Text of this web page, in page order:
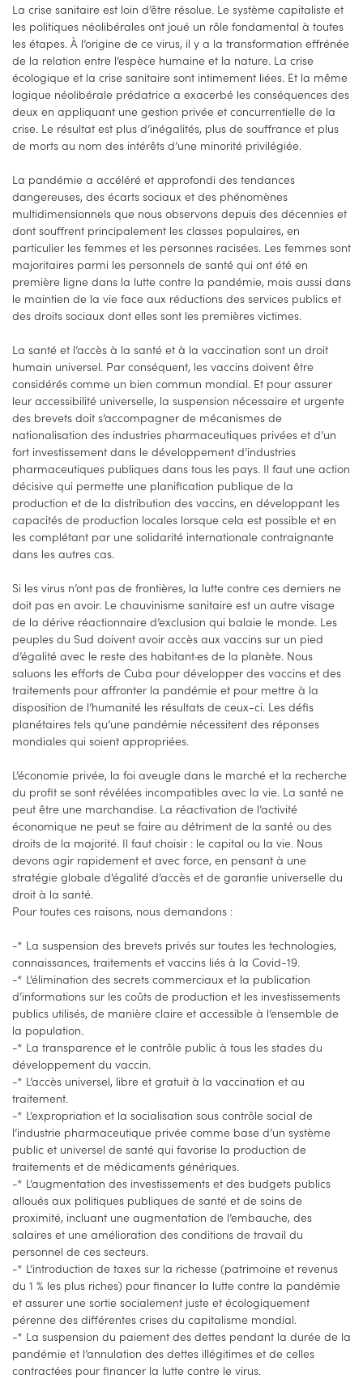
La crise sanitaire est loin d’être résolue. Le système capitaliste et
les politiques néolibérales ont joué un rôle fondamental à toutes
les étapes. À l’origine de ce virus, il y a la transformation effrénée
de la relation entre l’espèce humaine et la nature. La crise
écologique et la crise sanitaire sont intimement liées. Et la même
logique néolibérale prédatrice a exacerbé les conséquences des
deux en appliquant une gestion privée et concurrentielle de la
crise. Le résultat est plus d’inégalités, plus de souffrance et plus
de morts au nom des intérêts d’une minorité privilégiée.
La pandémie a accéléré et approfondi des tendances
dangereuses, des écarts sociaux et des phénomènes
multidimensionnels que nous observons depuis des décennies et
dont souffrent principalement les classes populaires, en
particulier les femmes et les personnes racisées. Les femmes sont
majoritaires parmi les personnels de santé qui ont été en
première ligne dans la lutte contre la pandémie, mais aussi dans
le maintien de la vie face aux réductions des services publics et
des droits sociaux dont elles sont les premières victimes.
La santé et l’accès à la santé et à la vaccination sont un droit
humain universel. Par conséquent, les vaccins doivent être
considérés comme un bien commun mondial. Et pour assurer
leur accessibilité universelle, la suspension nécessaire et urgente
des brevets doit s’accompagner de mécanismes de
nationalisation des industries pharmaceutiques privées et d’un
fort investissement dans le développement d’industries
pharmaceutiques publiques dans tous les pays. Il faut une action
décisive qui permette une planification publique de la
production et de la distribution des vaccins, en développant les
capacités de production locales lorsque cela est possible et en
les complétant par une solidarité internationale contraignante
dans les autres cas.
Si les virus n’ont pas de frontières, la lutte contre ces derniers ne
doit pas en avoir. Le chauvinisme sanitaire est un autre visage
de la dérive réactionnaire d’exclusion qui balaie le monde. Les
peuples du Sud doivent avoir accès aux vaccins sur un pied
d’égalité avec le reste des habitant·es de la planète. Nous
saluons les efforts de Cuba pour développer des vaccins et des
traitements pour affronter la pandémie et pour mettre à la
disposition de l’humanité les résultats de ceux-ci. Les défis
planétaires tels qu’une pandémie nécessitent des réponses
mondiales qui soient appropriées.
L’économie privée, la foi aveugle dans le marché et la recherche
du profit se sont révélées incompatibles avec la vie. La santé ne
peut être une marchandise. La réactivation de l’activité
économique ne peut se faire au détriment de la santé ou des
droits de la majorité. Il faut choisir : le capital ou la vie. Nous
devons agir rapidement et avec force, en pensant à une
stratégie globale d’égalité d’accès et de garantie universelle du
droit à la santé.
Pour toutes ces raisons, nous demandons :
-* La suspension des brevets privés sur toutes les technologies,
connaissances, traitements et vaccins liés à la Covid-19.
-* L’élimination des secrets commerciaux et la publication
d’informations sur les coûts de production et les investissements
publics utilisés, de manière claire et accessible à l’ensemble de
la population.
-* La transparence et le contrôle public à tous les stades du
développement du vaccin.
-* L’accès universel, libre et gratuit à la vaccination et au
traitement.
-* L’expropriation et la socialisation sous contrôle social de
l’industrie pharmaceutique privée comme base d’un système
public et universel de santé qui favorise la production de
traitements et de médicaments génériques.
-* L’augmentation des investissements et des budgets publics
alloués aux politiques publiques de santé et de soins de
proximité, incluant une augmentation de l’embauche, des
salaires et une amélioration des conditions de travail du
personnel de ces secteurs.
-* L’introduction de taxes sur la richesse (patrimoine et revenus
du 1 % les plus riches) pour financer la lutte contre la pandémie
et assurer une sortie socialement juste et écologiquement
pérenne des différentes crises du capitalisme mondial.
-* La suspension du paiement des dettes pendant la durée de la
pandémie et l’annulation des dettes illégitimes et de celles
contractées pour financer la lutte contre le virus.